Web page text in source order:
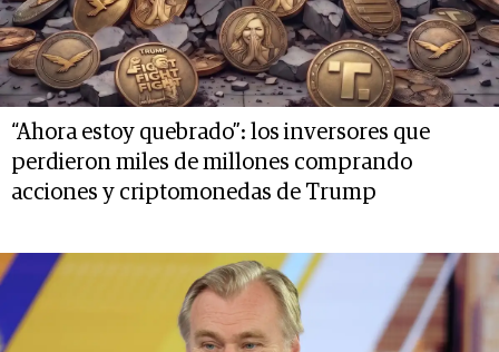
“Ahora estoy quebrado”: los inversores que
perdieron miles de millones comprando
acciones y criptomonedas de Trump